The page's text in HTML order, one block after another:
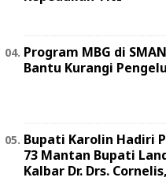
Program MBG di
Bantu Kurangi
Bupati Karolin Hadiri
73 Mantan Bupati
Kalbar Dr. Drs.